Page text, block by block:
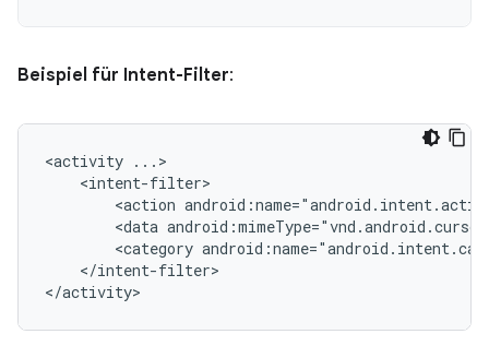
Beispiel für Intent-Filter:
<activity
<action
<data
<category
</intent-filter>
</activity>